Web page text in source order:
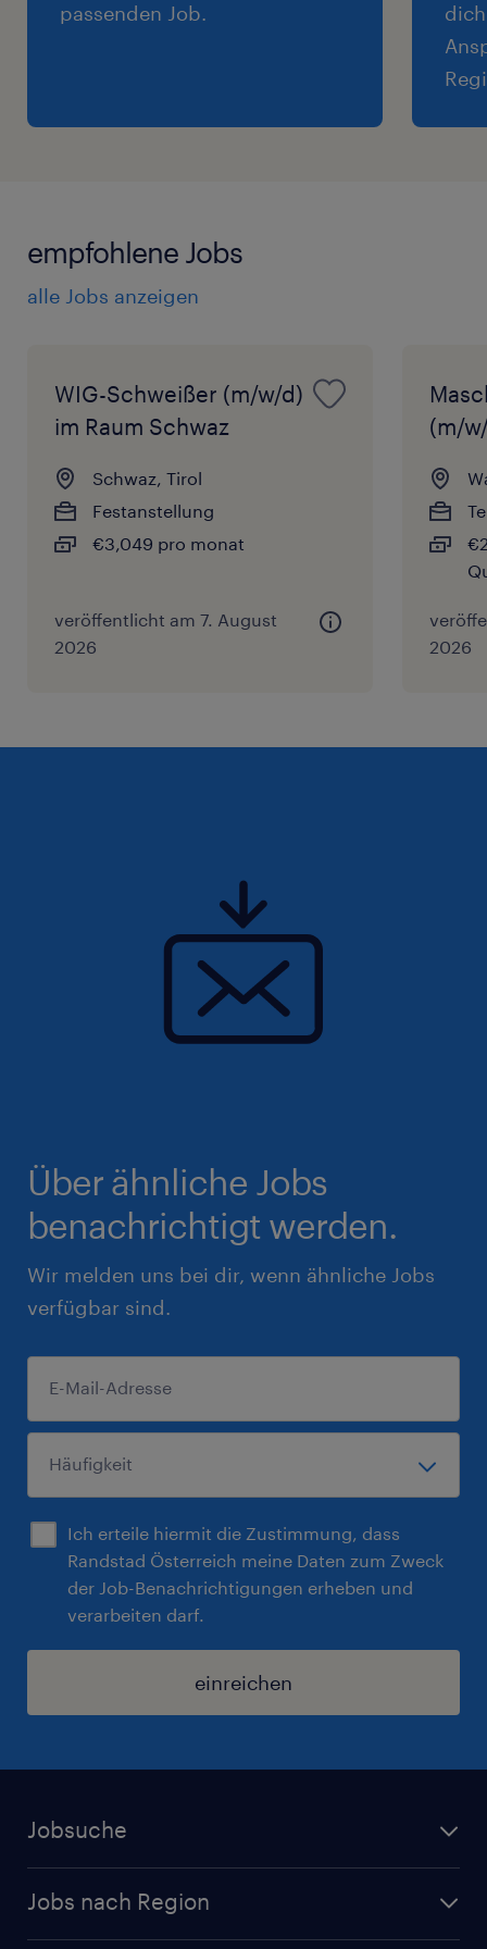
passenden Job.
empfohlene Jobs
alle Jobs anzeigen
WIG-Schweißer (m/w/d)
im Raum Schwaz
Schwaz, Tirol
Festanstellung
€3,049 pro monat
veröffentlicht am 7. August
2026
(m/
2026
Über ähnliche Jobs
benachrichtigt werden.
Wir melden uns bei dir, wenn ähnliche Jobs
verfügbar sind.
Ich erteile hiermit die Zustimmung, dass
Randstad Österreich meine Daten zum Zweck
der Job-Benachrichtigungen erheben und
verarbeiten darf.
einreichen
Jobsuche
Initiativbewerbung
Jobs nach Region